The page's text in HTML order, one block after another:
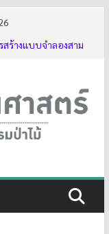
สร้างแบบจำลองสาม
ย์ที่ปรึกษา
การสร้างแบบ
ที่ 5